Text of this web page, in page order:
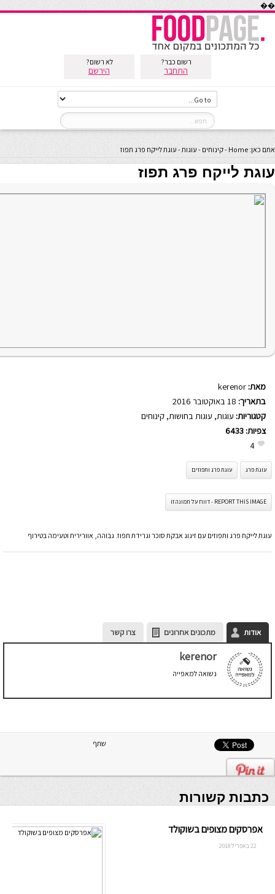
��
רשום כבר?
התחבר
לא רשום?
הירשם
אתם כאן: Home
-קינוחים - עוגות- עוגת לייקח פרג תפוז
עוגת לייקח פרג תפוז
מאת: kerenor
בתאריך:
קטגוריות: עוגות, עוגות בחושות, קינוחים
צפיות: 6433
4
עוגת פרג עוגת פרג ותפוזים
REPORT THIS IMAGE - דווח על תמונה זו
עוגת לייקח פרג ותפוזים עם זיגוג אבקת סוכר וגרידת תפוז. גבוהה, אוורירית וטעימה בטירוף
אודות מתכונים אחרונים צרו קשר
kerenor
נשואה למאפייה
שתף
כתבות קשורות
אפרסקים מצופים בשוקולד
22 באפריל 2018